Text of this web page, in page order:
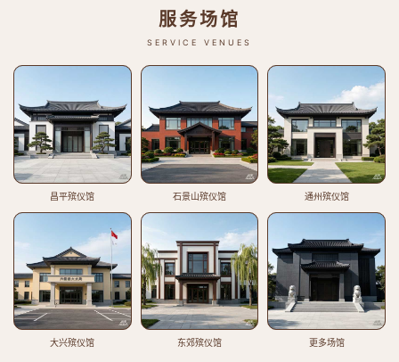
服务场馆
SERVICE VENUES
昌平殡仪馆 石景山殡仪馆 通州殡仪馆
大兴殡仪馆 东郊殡仪馆 更多场馆